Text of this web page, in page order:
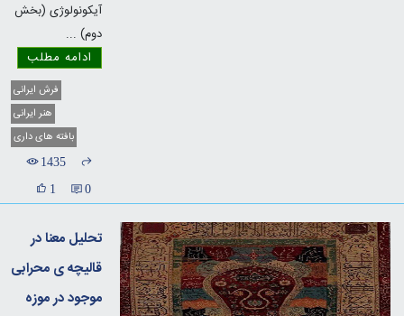
آیکونولوژی (بخش
دوم)...
ادامه مطلب
فرش ایرانی
هنر ایرانی
بافته های داری
1435
تحلیل معنا در
قالیچه ی محرابی
موجود در موزه